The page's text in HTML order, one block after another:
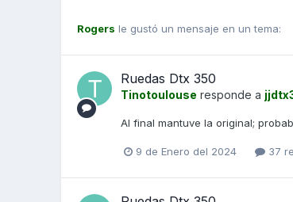
Rogers le gustó un mensaje en un tema:
Ruedas Dtx 350
Tinotoulouse responde a
Al final mantuve la original;
9 de Enero del 2024 37